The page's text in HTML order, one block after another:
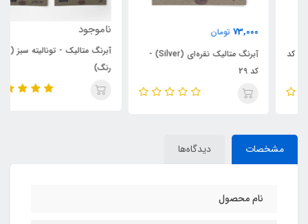
تومان
آبرنگ متالیک نقره‌ای (Silver) -
ناموجود
آبرنگ متالیک - تونالیته سبز (3
مشخصات دیدگاه‌ها
نام محصول